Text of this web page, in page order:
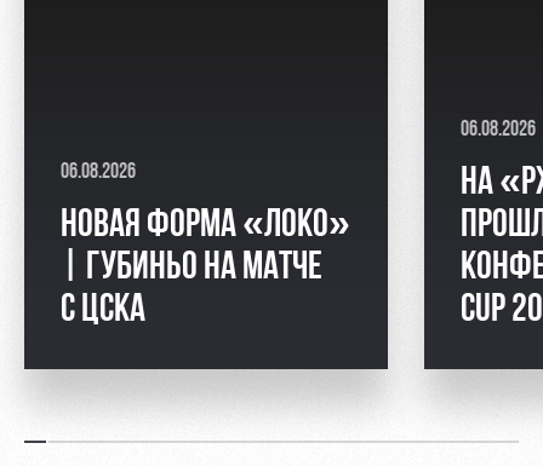
06.08.2026
НОВАЯ ФОРМА «ЛОКО»
| ГУБИНЬО НА МАТЧЕ
С ЦСКА
06.08.2026
НА
CUP